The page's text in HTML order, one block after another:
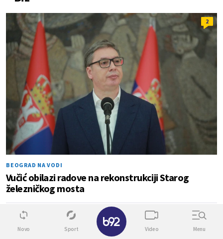
2
BEOGRAD NA VODI
Vučić obilazi radove na rekonstrukciji Starog
železničkog mosta
0 4
Novo Sport Video Menu
✕